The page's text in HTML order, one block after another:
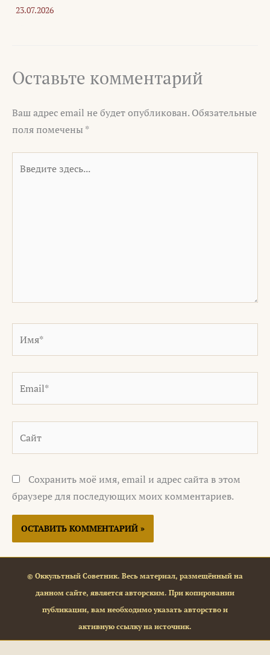
23.07.2026
Оставьте комментарий
Ваш адрес email не будет опубликован. Обязательные
поля помечены *
здесь...
Сохранить моё имя, email и адрес сайта в этом
браузере для последующих моих комментариев.
© Оккультный Советник. Весь материал, размещённый на
данном сайте, является авторским. При копировании
публикации, вам необходимо указать авторство и
активную ссылку на источник.